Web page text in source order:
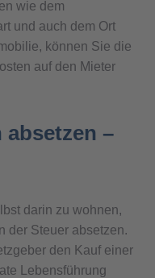
wie dem
und auch dem Ort
können Sie die
auf den Mieter
–
darin zu wohnen,
der Steuer absetzen.
den Kauf einer
Lebensführung